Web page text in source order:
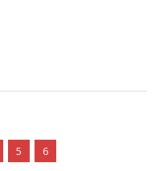
5 6